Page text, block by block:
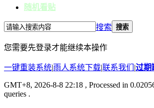
随机看贴
搜索 搜索
您需要先登录才能继续本操作
一键重装系统|雨人系统下载|联系我们 |过期
GMT+8, 2026-8-8 22:18 , Processed in
queries .